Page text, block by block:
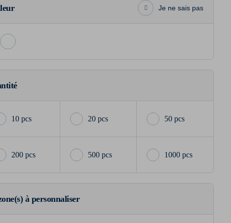
Je ne sais pas
10 pcs 20 pcs 50 pcs
200 pcs 500 pcs 1000 pcs
à personnaliser